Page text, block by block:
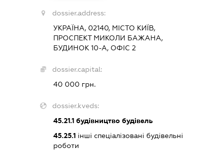
dossier.address:
УКРАЇНА, 02140, МІСТО КИЇВ,
ПРОСПЕКТ МИКОЛИ БАЖАНА,
БУДИНОК 10-А, ОФІС 2
dossier.capital:
40 000 грн.
dossier.kveds:
45.21.1будівництво будівель
45.25.1інші спеціалізовані будівельні
роботи